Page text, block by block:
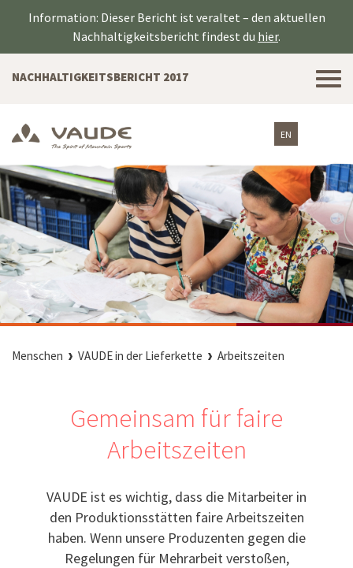
Information: Dieser Bericht ist veraltet – den aktuellen
Nachhaltigkeitsbericht findest du hier.
EN
NACHHALTIGKEITSBERICHT 2017
Menschen VAUDE in der Lieferkette Arbeitszeiten
Gemeinsam für faire
Arbeitszeiten
VAUDE ist es wichtig, dass die Mitarbeiter in
den Produktionsstätten faire Arbeitszeiten
haben. Wenn unsere Produzenten gegen die
Regelungen für Mehrarbeit verstoßen,